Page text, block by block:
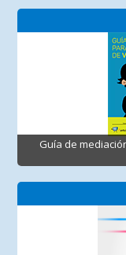
Guía de